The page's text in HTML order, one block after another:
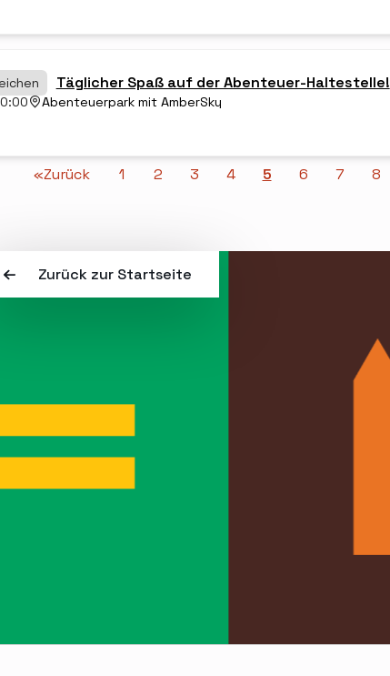
Täglicher Spaß auf der Abenteuer-Haltestelle!
Abenteuerpark mit AmberSky
«Zurück 1 2 3 4 5 6 7 8
Zurück zur Startseite